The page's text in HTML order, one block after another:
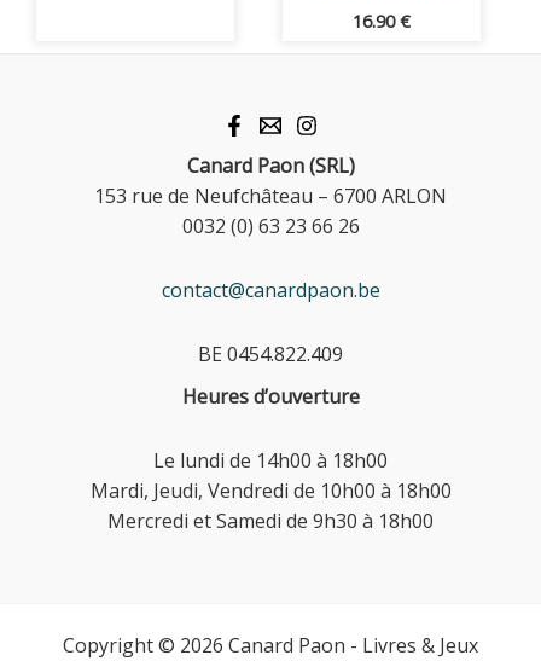
16.90€
Canard Paon (SRL)
153 rue de Neufchâteau – 6700 ARLON
0032 (0) 63 23 66 26
contact@canardpaon.be
BE 0454.822.409
Heures d’ouverture
Le lundi de 14h00 à 18h00
Mardi, Jeudi, Vendredi de 10h00 à 18h00
Mercredi et Samedi de 9h30 à 18h00
Copyright © 2026 Canard Paon - Livres & Jeux